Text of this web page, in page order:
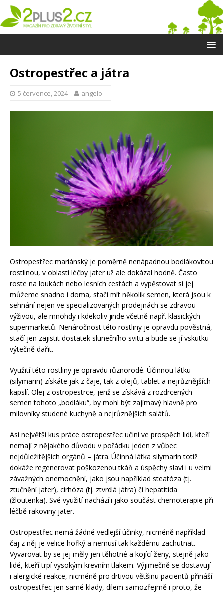
Ostropestřec a játra
5 července, 2024 angelo
Ostropestřec mariánský je poměrně nenápadnou bodlákovitou
rostlinou, v oblasti léčby jater už ale dokázal hodně. Často
roste na loukách nebo lesních cestách a vypěstovat si jej
můžeme snadno i doma, stačí mít několik semen, která jsou k
sehnání nejen ve specializovaných prodejnách se zdravou
výživou, ale mnohdy i kdekoliv jinde včetně např. klasických
supermarketů. Nenáročnost této rostliny je opravdu pověstná,
stačí jen zajistit dostatek slunečního svitu a bude se jí vskutku
výtečně dařit.
Využití této rostliny je opravdu různorodé. Účinnou látku
(silymarin) získáte jak z čaje, tak z olejů, tablet a nejrůznějších
kapslí. Olej z ostropestrce, jenž se získává z rozdrcených
semen tohoto „bodláku“, by mohl být zajímavý hlavně pro
milovníky studené kuchyně a nejrůznějších salátů.
Asi největší kus práce ostropestřec učiní ve prospěch lidí, kteří
nemají z nějakého důvodu v pořádku jeden z vůbec
nejdůležitějších orgánů – játra. Účinná látka silymarin totiž
dokáže regenerovat poškozenou tkáň a úspěchy slaví i u velmi
závažných onemocnění, jako jsou například steatóza (tj.
ztučnění jater), cirhóza (tj. ztvrdlá játra) či hepatitida
(žloutenka). Své využití nachází i jako součást chemoterapie při
léčbě rakoviny jater.
Ostropestřec nemá žádné vedlejší účinky, nicméně například
čaj z něj je velice hořký a nemusí tak každému zachutnat.
Vyvarovat by se jej měly jen těhotné a kojící ženy, stejně jako
lidé, kteří trpí vysokým krevním tlakem. Výjimečně se dostavují
i alergické reakce, nicméně pro drtivou většinu pacientů přináší
ostropestřec jen samé klady, dílem samozřejmě i proto, že